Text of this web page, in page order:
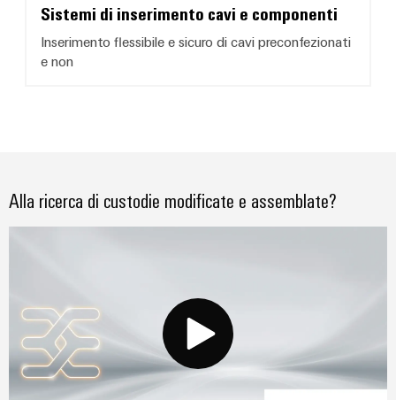
Sistemi di inserimento cavi e componenti
Inserimento flessibile e sicuro di cavi preconfezionati
e non
Alla ricerca di custodie modificate e assemblate?